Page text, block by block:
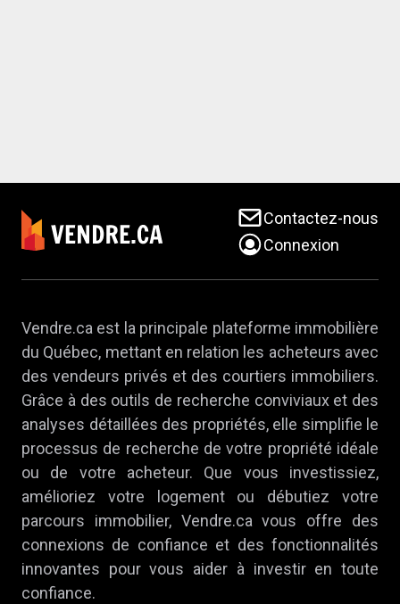
Contactez-nous
Connexion
Vendre.ca est la principale plateforme immobilière
du Québec, mettant en relation les acheteurs avec
des vendeurs privés et des courtiers immobiliers.
Grâce à des outils de recherche conviviaux et des
analyses détaillées des propriétés, elle simplifie le
processus de recherche de votre propriété idéale
ou de votre acheteur. Que vous investissiez,
amélioriez votre logement ou débutiez votre
parcours immobilier, Vendre.ca vous offre des
connexions de confiance et des fonctionnalités
innovantes pour vous aider à investir en toute
confiance.